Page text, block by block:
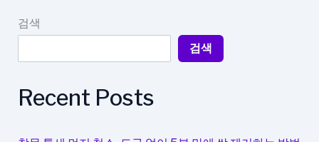
이
통
검색
검색
Recent Posts